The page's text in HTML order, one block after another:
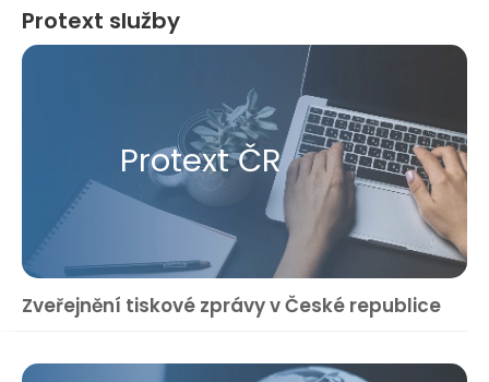
Protext služby
Protext ČR
Zveřejnění tiskové zprávy v České republice